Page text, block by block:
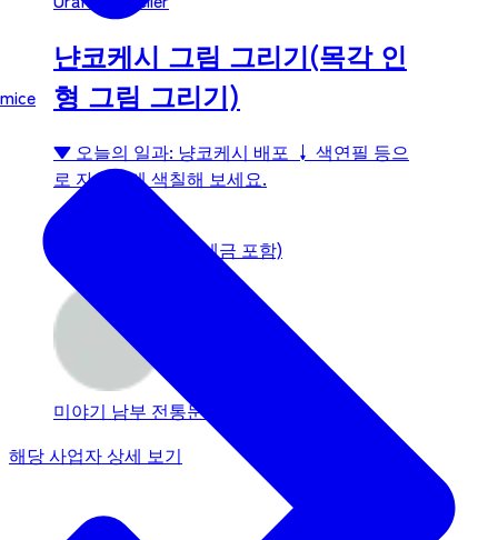
mice
냔코케시 그림 그리기(목각 인
형 그림 그리기)
▼ 오늘의 일과: 냥코케시 배포 ↓ 색연필 등으
로 자유롭게 색칠해 보세요.
수수료：
1,500 엔부터(세금 포함)
미야기 남부 전통문화 / 체험활동
해당 사업자 상세 보기